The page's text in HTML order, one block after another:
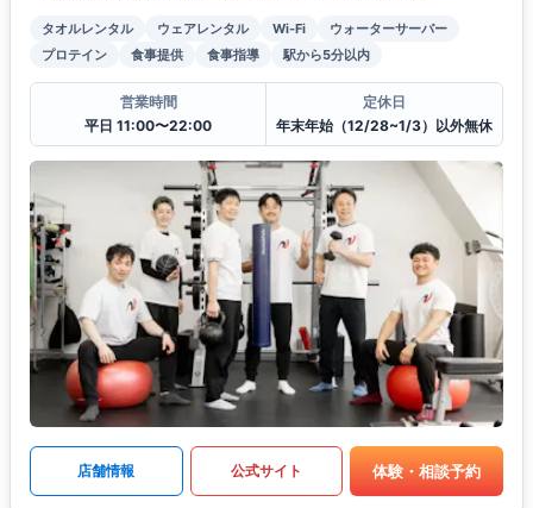
タオルレンタル ウェアレンタル Wi-Fi
ウォーターサーバー
プロテイン
食事提供 食事指導 駅から5分以内
営業時間
平日 11:00〜22:00
定休日
年末年始（12/28~1/3）以外無休
店舗情報 公式サイト 体験・相談予約